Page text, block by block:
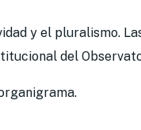
y el pluralismo.
del